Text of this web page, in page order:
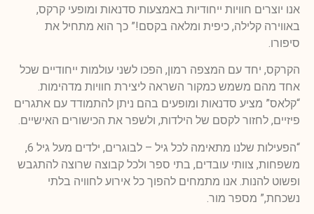
אנו יוצרים חוויות ייחודיות באמצעות סדנאות ומופעי קרקס,
באווירה קלילה, כיפית ומלאה בקסם!” כך הוא מתחיל את
סיפורו.
הקרקס, יחד עם המצפה רמון, הפכו לשני עולמות ייחודיים שכל
אחד מהם משמש כמקור השראה ליצירת חוויות מדהימות.
“קלאס” מציע סדנאות ומופעים בהם ניתן להתמודד עם אתגרים
פיזיים, לחזור לקסם של הילדות, ולשפר את הכישורים האישיים.
“הפעילות שלנו מתאימה לכל גיל – לבוגרים, ילדים מעל גיל 6,
משפחות, צוותי עובדים, בתי ספר ולכל קבוצה שרוצה להתגבש
ופשוט להנות. אנו מתמחים להפוך כל אירוע לחוויה בלתי
נשכחת,” מספר מור.